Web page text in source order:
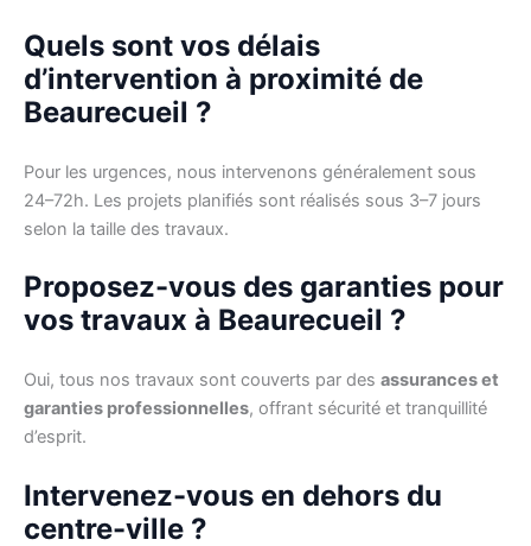
Quels sont vos délais
d’intervention à proximité de
Beaurecueil ?
Pour les urgences, nous intervenons généralement sous
24–72h. Les projets planifiés sont réalisés sous 3–7 jours
selon la taille des travaux.
Proposez-vous des garanties pour
vos travaux à Beaurecueil ?
Oui, tous nos travaux sont couverts par des assurances et
garanties professionnelles, offrant sécurité et tranquillité
d’esprit.
Intervenez-vous en dehors du
centre-ville ?